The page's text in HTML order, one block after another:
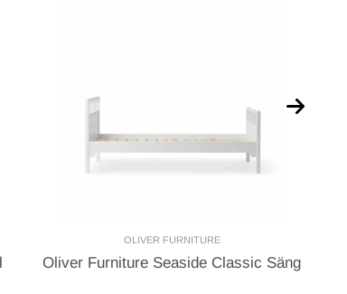
OLIVER FURNITURE
Oliver Furniture Seaside Classic Säng